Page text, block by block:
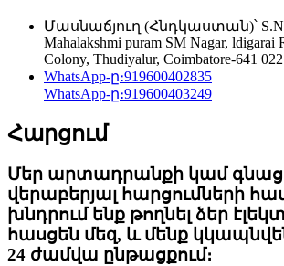
Մասնաճյուղ (Հնդկաստան)՝
Mahalakshmi puram SM Nagar, ldigarai
Colony, Thudiyalur, Coimbatore-641 022
WhatsApp-ը։919600402835
WhatsApp-ը։919600403249
Հարցում
Մեր արտադրանքի կամ
վերաբերյալ հարցումների
խնդրում ենք թողնել ձեր
հասցեն մեզ, և մենք
24 ժամվա ընթացքում։